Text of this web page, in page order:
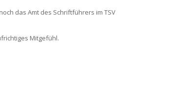
das Amt des Schriftführers im TSV
Mitgefühl.